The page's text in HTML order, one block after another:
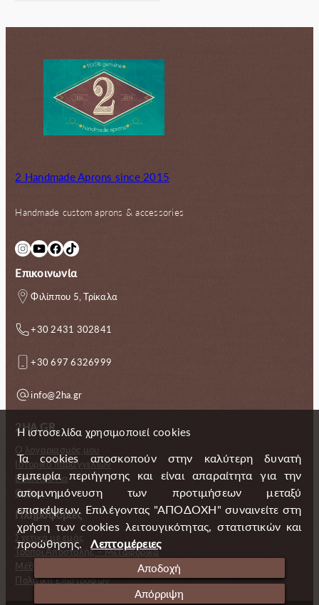
2 Handmade Aprons since 2015
Handmade custom aprons & accessories
InstagramYouTube Facebook TikTok
Επικοινωνία
Φιλίππου 5, Τρίκαλα
+30 2431 302841
+30 697 6326999
info@2ha.gr
2HA.GR
Ο λογαριασμός μου
Ιστορικό παραγγελιών
Επικοινωνία
Gallery
Πληροφορίες
Σχετικά με εμάς
Τρόποι Αποστολής – Μεταφορικά
Μέθοδοι πληρωμής
Πολιτική Επιστροφών
Η ιστοσελίδα χρησιμοποιεί cookies
Τα cookies αποσκοπούν στην καλύτερη δυνατή
εμπειρία περιήγησης και είναι απαραίτητα για την
απομνημόνευση των προτιμήσεων μεταξύ
επισκέψεων. Επιλέγοντας "ΑΠΟΔΟΧΗ" συναινείτε στη
χρήση των cookies λειτουγικότητας, στατιστικών και
προώθησης.
Λεπτομέρειες
Αποδοχή
Απόρριψη